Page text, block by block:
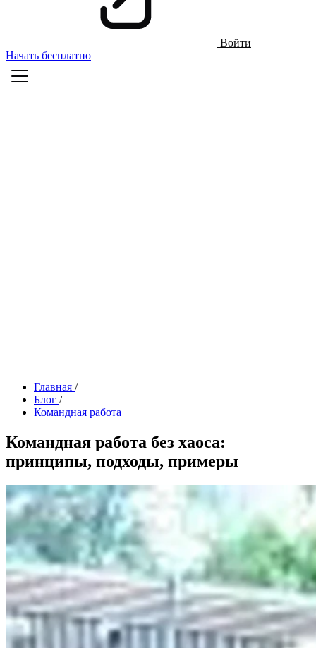
Войти
Начать бесплатно
Главная /
Блог /
Командная работа
Командная работа без хаоса:
принципы, подходы, примеры